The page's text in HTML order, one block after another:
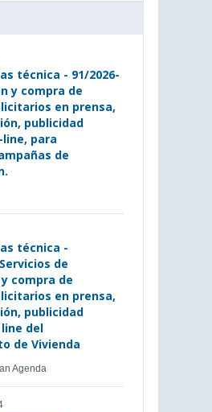
técnica - 91/2026-
y compra de
en prensa,
publicidad
para
de
técnica -
de
compra de
en prensa,
publicidad
del
de Vivienda
Agenda